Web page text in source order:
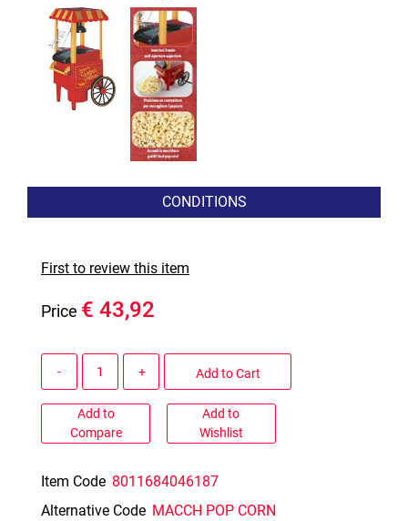
CONDITIONS
First to review this item
Price € 43,92
Add to Cart
Add to
Compare
Add to
Wishlist
Item Code 8011684046187
Alternative Code MACCH POP CORN